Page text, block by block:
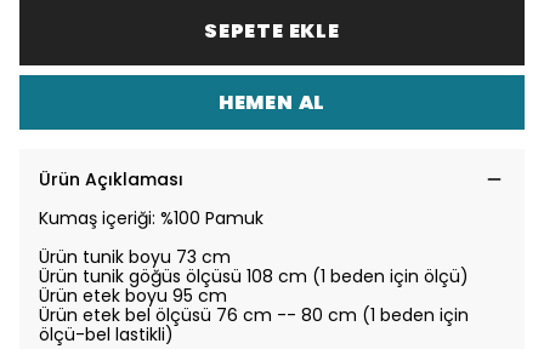
SEPETE EKLE
HEMEN AL
Ürün Açıklaması
Kumaş içeriği: %100 Pamuk
Ürün tunik boyu 73 cm
Ürün tunik göğüs ölçüsü 108 cm (1 beden için ölçü)
Ürün etek boyu 95 cm
Ürün etek bel ölçüsü 76 cm -- 80 cm (1 beden için
ölçü-bel lastikli)